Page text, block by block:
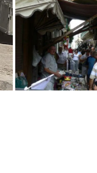
Bild melden
von Hans-Joerg